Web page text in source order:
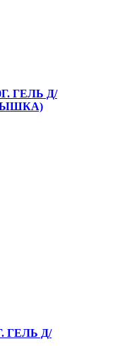
ГЕЛЬ Д/
ГЕЛЬ Д/